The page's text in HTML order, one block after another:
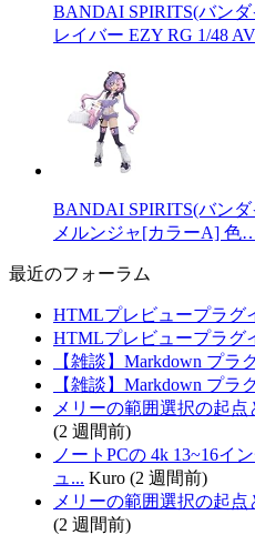
BANDAI SPIRITS(バン
レイバー EZY RG 1/48
BANDAI SPIRITS(バンダ
メルンジャ[カラーA] 色
最近のフォーラム
HTMLプレビュープラグ
HTMLプレビュープラグ
【雑談】Markdown プラ
【雑談】Markdown プラ
メリーの範囲選択の起
(2 週間前)
ノートPCの 4k 13~16イ
ュ... Kuro (2 週間前)
メリーの範囲選択の起
(2 週間前)